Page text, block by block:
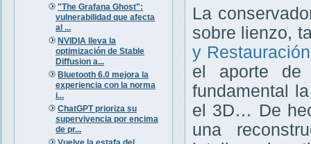
"The Grafana Ghost":
vulnerabilidad que afecta
al ...
NVIDIA lleva la
optimización de Stable
Diffusion a...
Bluetooth 6.0 mejora la
experiencia con la norma
i...
ChatGPT prioriza su
supervivencia por encima
de pr...
La
sobre lienzo,
y
el aporte de
fundamental
el 3D… De
una